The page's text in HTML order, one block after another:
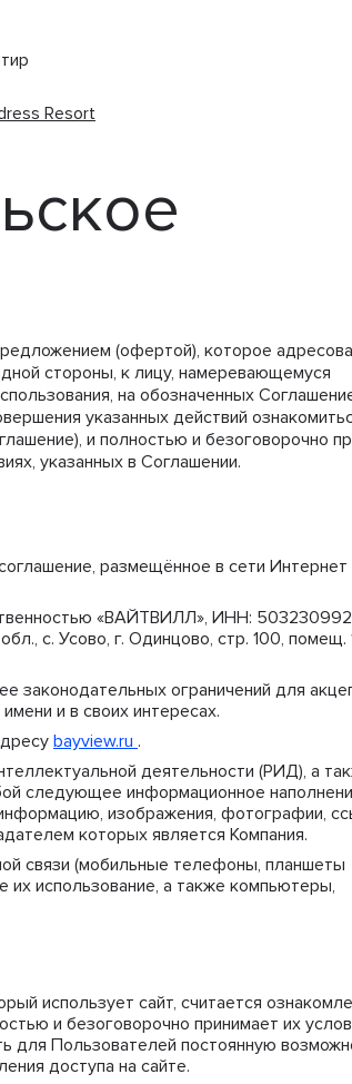
Resort
(офертой), которое
стороны, к лицу, намеревающемуся
на обозначенных
указанных действий
и полностью и безоговорочно
указанных в Соглашении.
размещённое в сети Интернет
«ВАЙТВИЛЛ», ИНН:
с. Усово, г. Одинцово, стр. 100, помещ.
ограничений для
и в своих интересах.
bayview.ru .
деятельности (РИД), а
следующее информационное
изображения, фотографии,
которых является Компания.
связи (мобильные телефоны, планшеты
их использование, а также компьютеры,
использует сайт, считается
и безоговорочно принимает их
для Пользователей постоянную
доступа на сайте.